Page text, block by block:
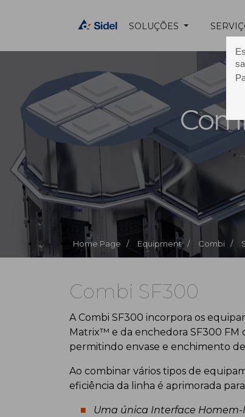
SOLUÇÕES
Home Page / Equipment / Combi /
Combi SF300
A Combi SF300 incorpora os
Matrix™ e da enchedora SF300 FM
permitindo envase e enchimento
Ao combinar vários tipos de
eficiência da linha é aprimorada
Uma única Interface